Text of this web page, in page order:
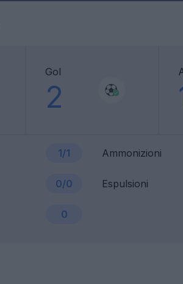
Gol
2
1/1 Ammonizioni
0/0 Espulsioni
0